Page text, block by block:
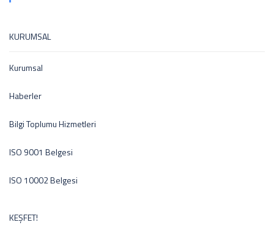
KURUMSAL
Kurumsal
Haberler
Bilgi Toplumu Hizmetleri
ISO 9001 Belgesi
ISO 10002 Belgesi
KEŞFET!